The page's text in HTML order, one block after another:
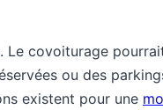
covoiturage
ou des
existent pour une